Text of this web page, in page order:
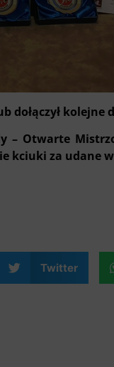
dołączył kolejne
– Otwarte
kciuki za udane
Twitter